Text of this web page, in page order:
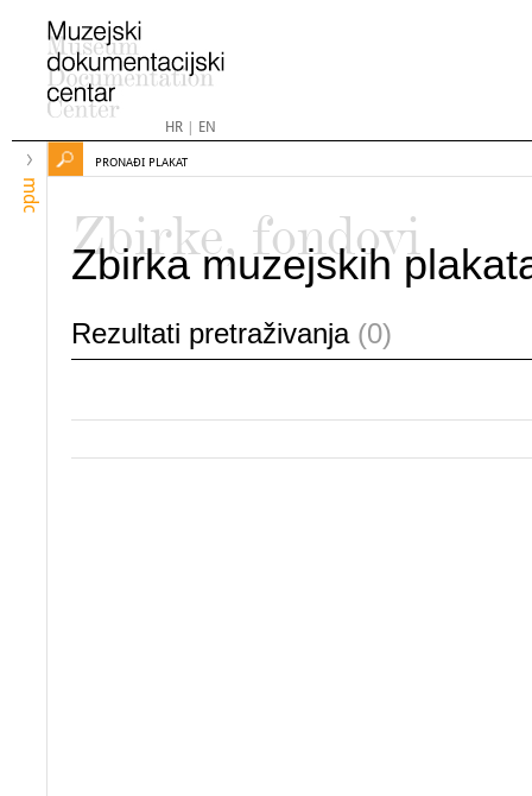
HR| EN
mdc
PRONAĐI PLAKAT
Zbirke, fondovi
Zbirka muzejskih
Rezultati pretraživanja (0)